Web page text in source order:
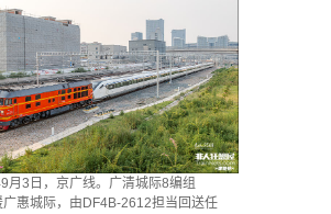
月3日，京广线。广清城际8编组
惠城际，由DF4B-2612担当回送任